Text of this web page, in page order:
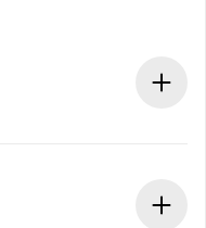
in anticipo.